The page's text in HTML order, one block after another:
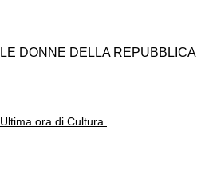
LE DONNE DELLA REPUBBLICA
Ultima ora di Cultura